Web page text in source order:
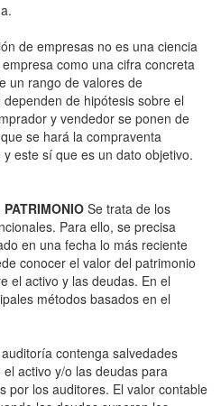
de empresas no es una ciencia
como una cifra concreta
un rango de valores de
de hipótesis sobre el
y vendedor se ponen de
se hará la compraventa
este sí que es un dato objetivo.
Se trata de los
Para ello, se precisa
en una fecha lo más reciente
conocer el valor del patrimonio
el activo y las deudas. En el
métodos basados en el
contenga salvedades
activo y/o las deudas para
por los auditores. El valor contable